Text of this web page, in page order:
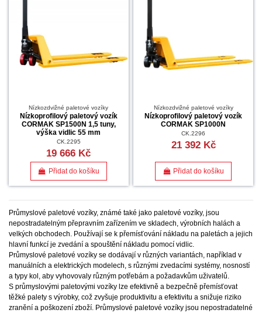
Nízkozdvižné paletové vozíky
Nízkoprofilový paletový vozík
CORMAK SP1500N 1,5 tuny,
výška vidlic 55 mm
CK.2295
19 666 Kč
Přidat do košíku
Nízkozdvižné paletové vozíky
Nízkoprofilový paletový vozík
CORMAK SP1000N
CK.2296
21 392 Kč
Přidat do košíku
Průmyslové paletové vozíky, známé také jako paletové vozíky, jsou
nepostradatelným přepravním zařízením ve skladech, výrobních halách a
velkých obchodech. Používají se k přemísťování nákladu na paletách a jejich
hlavní funkcí je zvedání a spouštění nákladu pomocí vidlic.
Průmyslové paletové vozíky se dodávají v různých variantách, například v
manuálních a elektrických modelech, s různými zvedacími systémy, nosností
a typy kol, aby vyhovovaly různým potřebám a požadavkům uživatelů.
S průmyslovými paletovými vozíky lze efektivně a bezpečně přemísťovat
těžké palety s výrobky, což zvyšuje produktivitu a efektivitu a snižuje riziko
zranění a poškození zboží. Průmyslové paletové vozíky jsou nepostradatelné